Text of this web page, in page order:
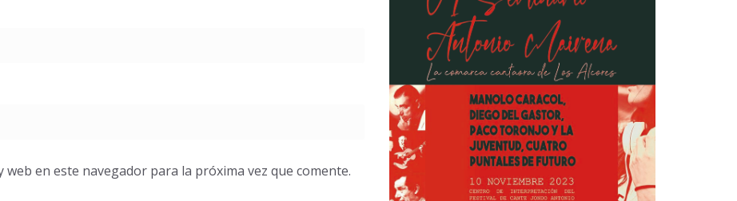
en este navegador para la próxima vez que comente.